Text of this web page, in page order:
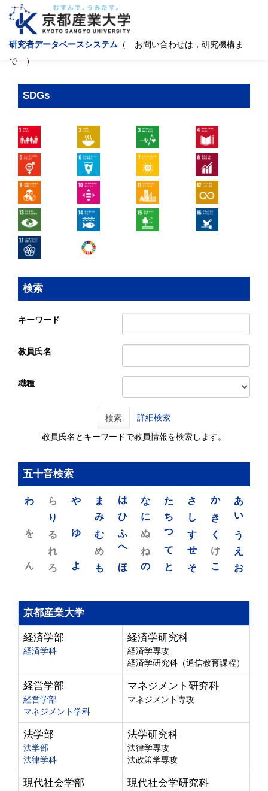
研究者データベースシステム （ お問い合わせは，研究機構ま
で ）
SDGs
検索
キーワード
教員氏名
職種
検索 詳細検索
教員氏名とキーワードで教員情報を検索します。
五十音検索
あ
い
う
え
お
か
き
く
け
こ
さ
し
す
せ
そ
た
ち
つ
て
と
な
に
ぬ
ね
の
は
ひ
ふ
へ
ほ
ま
み
む
め
も
や
ゆ
よ
ら
り
る
れ
ろ
わ
を
ん
京都産業大学
経済学部
経済学科
経済学研究科
経済学専攻
経済学研究科（通信教育課程）
経営学部
経営学部
マネジメント学科
マネジメント研究科
マネジメント専攻
法学部
法学部
法律学科
法学研究科
法律学専攻
法政策学専攻
現代社会学部 現代社会学研究科